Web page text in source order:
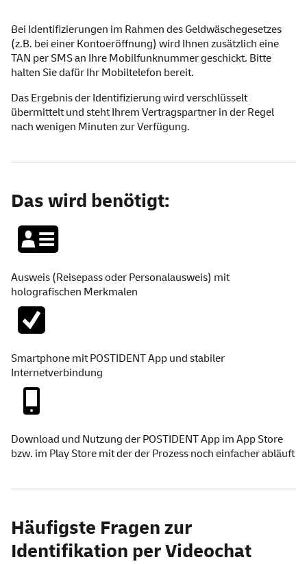
Bei Identifizierungen im Rahmen des Geldwäschegesetzes
(z.B. bei einer Kontoeröffnung) wird Ihnen zusätzlich eine
TAN per SMS an Ihre Mobilfunknummer geschickt. Bitte
halten Sie dafür Ihr Mobiltelefon bereit.
Das Ergebnis der Identifizierung wird verschlüsselt
übermittelt und steht Ihrem Vertragspartner in der Regel
nach wenigen Minuten zur Verfügung.
Das wird benötigt:
Ausweis (Reisepass oder Personalausweis) mit
holografischen Merkmalen
Smartphone mit POSTIDENTApp und stabiler
Internetverbindung
Download und Nutzung der POSTIDENTApp im AppStore
bzw. im PlayStore mit der der Prozess noch einfacher abläuft
Häufigste Fragen zur
Identifikation per Videochat